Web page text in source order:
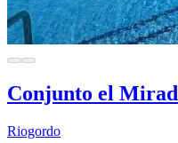
Conjunto el
Riogordo